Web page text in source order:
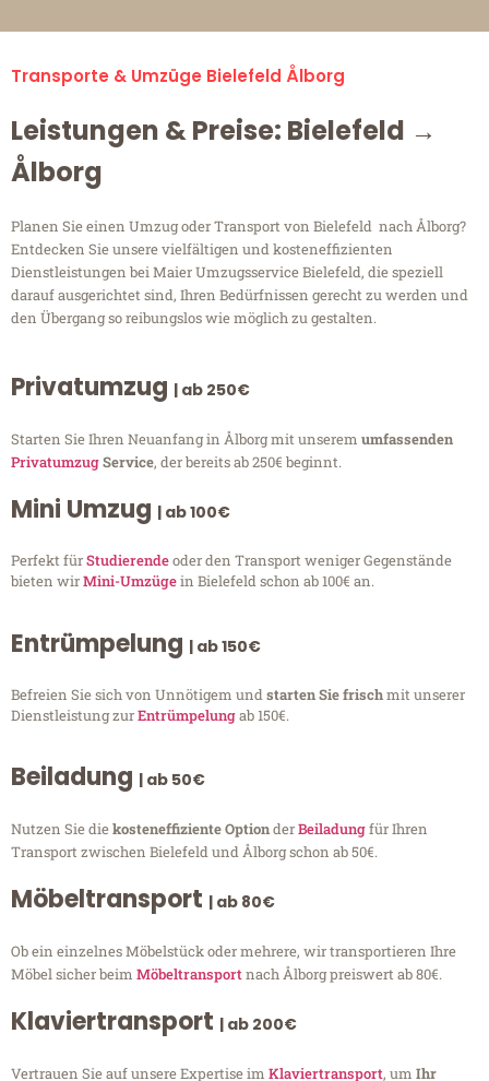
Transporte & Umzüge Bielefeld Ålborg
Leistungen & Preise: Bielefeld →
Ålborg
Planen Sie einen Umzug oder Transport von Bielefeld nach Ålborg?
Entdecken Sie unsere vielfältigen und kosteneffizienten
Dienstleistungen bei Maier Umzugsservice Bielefeld, die speziell
darauf ausgerichtet sind, Ihren Bedürfnissen gerecht zu werden und
den Übergang so reibungslos wie möglich zu gestalten.
Privatumzug | ab 250€
Starten Sie Ihren Neuanfang in Ålborg mit unserem umfassenden
PrivatumzugService, der bereits ab 250€ beginnt.
Mini Umzug | ab 100€
Perfekt fürStudierendeoder den Transport weniger Gegenstände
bieten wirMini-Umzügein Bielefeld schon ab 100€ an.
Entrümpelung | ab 150€
Befreien Sie sich von Unnötigem undstarten Sie frischmit unserer
Dienstleistung zurEntrümpelungab 150€.
Beiladung | ab 50€
Nutzen Sie diekosteneffiziente OptionderBeiladungfür Ihren
Transport zwischen Bielefeld und Ålborg schon ab 50€.
Möbeltransport | ab 80€
Ob ein einzelnes Möbelstück oder mehrere, wir transportieren Ihre
Möbel sicher beim Möbeltransportnach Ålborg preiswert ab 80€.
Klaviertransport | ab 200€
Vertrauen Sie auf unsere Expertise im Klaviertransport, um Ihr